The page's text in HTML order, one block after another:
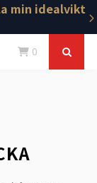
min idealvikt
0